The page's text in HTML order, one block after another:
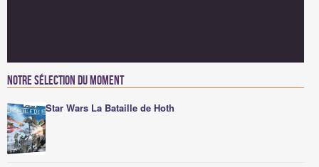
Notre sélection du moment
Star Wars La Bataille de Hoth